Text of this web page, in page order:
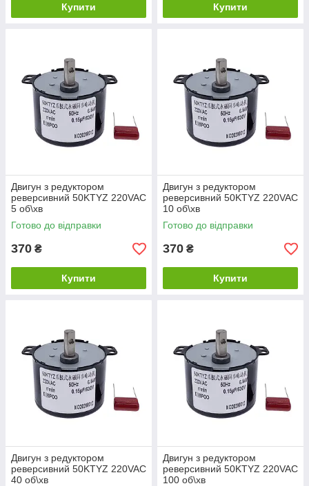
Купити Купити
Двигун з редуктором
реверсивний 50KTYZ 220VAC
5 об\хв
Готово до відправки
370 ₴
Купити
Двигун з редуктором
реверсивний 50KTYZ 220VAC
10 об\хв
Готово до відправки
370 ₴
Купити
Двигун з редуктором
реверсивний 50KTYZ 220VAC
40 об\хв
Двигун з редуктором
реверсивний 50KTYZ 220VAC
100 об\хв